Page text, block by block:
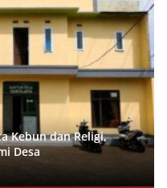
Kebun dan Religi,
Desa